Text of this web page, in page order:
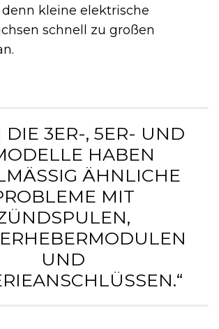
kleine elektrische
schnell zu großen
DIE 3ER-, 5ER- UND
HABEN
ÄHNLICHE P
MIT Z
F
U
ND B